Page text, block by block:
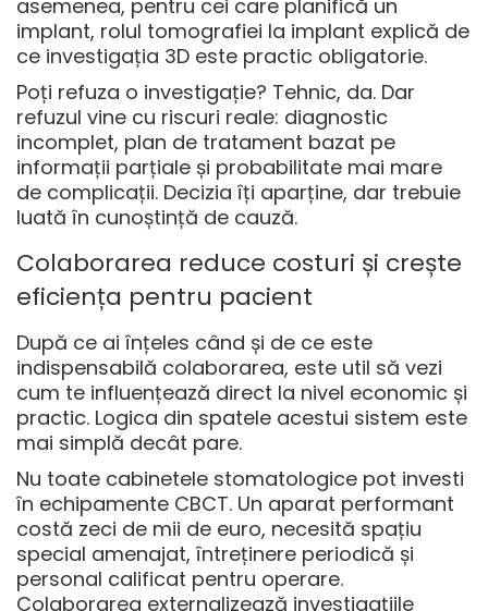
asemenea, pentru cei care planifică un
implant, rolul tomografiei la implant explică de
ce investigația 3D este practic obligatorie.
Poți refuza o investigație? Tehnic, da. Dar
refuzul vine cu riscuri reale: diagnostic
incomplet, plan de tratament bazat pe
informații parțiale și probabilitate mai mare
de complicații. Decizia îți aparține, dar trebuie
luată în cunoștință de cauză.
Colaborarea reduce costuri și crește
eficiența pentru pacient
După ce ai înțeles când și de ce este
indispensabilă colaborarea, este util să vezi
cum te influențează direct la nivel economic și
practic. Logica din spatele acestui sistem este
mai simplă decât pare.
Nu toate cabinetele stomatologice pot investi
în echipamente CBCT. Un aparat performant
costă zeci de mii de euro, necesită spațiu
special amenajat, întreținere periodică și
personal calificat pentru operare.
Colaborarea externalizează investigațiile